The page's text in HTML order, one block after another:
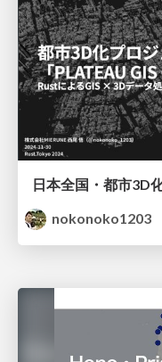
nokonoko1203